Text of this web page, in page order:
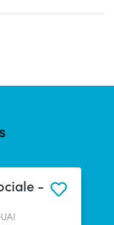
-